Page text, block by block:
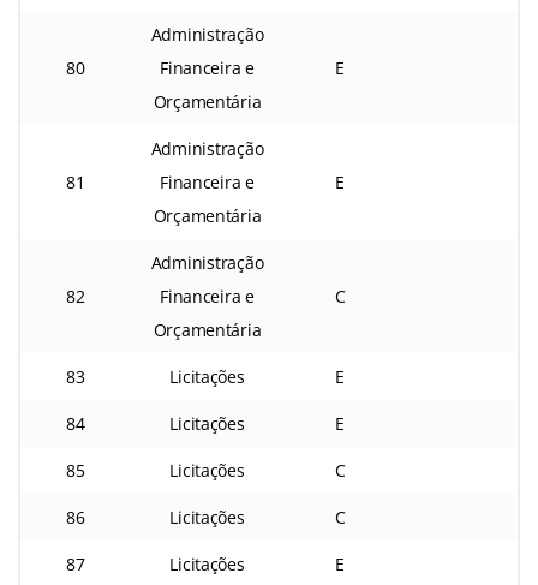
80
Administração
Financeira e
Orçamentária
E
81
Administração
Financeira e
Orçamentária
E
82
Administração
Financeira e
Orçamentária
C
83 Licitações E
84 Licitações E
85 Licitações C
86 Licitações C
87 Licitações E